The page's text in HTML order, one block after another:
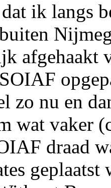
ik langs
afgehaakt
zo nu en
wat vaker
draad
geplaatst